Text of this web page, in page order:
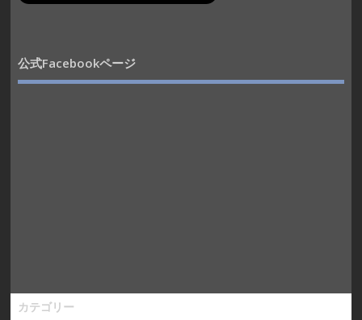
公式Facebookページ
カテゴリー